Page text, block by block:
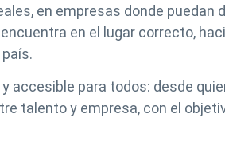
en empresas donde puedan
en el lugar correcto,
para todos: desde
talento y empresa, con el